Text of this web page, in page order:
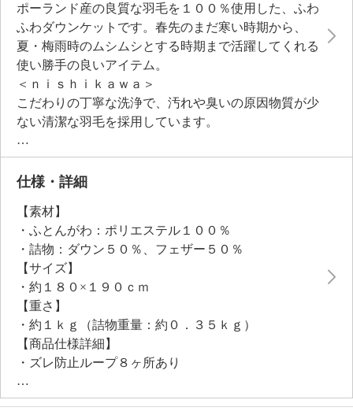
ポーランド産の良質な羽毛を１００％使用した、ふわ
ふわダウンケットです。春先のまだ寒い時期から、
夏・梅雨時のムシムシとする時期まで活躍してくれる
使い勝手の良いアイテム。
＜ｎｉｓｈｉｋａｗａ＞
こだわりの丁寧な洗浄で、汚れや臭いの原因物質が少
ない清潔な羽毛を採用しています。
側生地は軽量な生地に、ピーチスキン加工をほどこし
ているのでなめらかな使い心地で、羽毛のふかふか感
を楽しめます。また側生地は抗菌加工をほどこしてお
ト。
冬用の羽毛ふとんに比べ一回りスマートなサイズなの
でより涼しく、取り扱いもラクラク。ご家庭の洗濯機
でじゃぶじゃぶ洗えるので（ネット使用）、汗をかく
時期にも清潔に使えます。
仕様・詳細
【素材】
・ふとんがわ：ポリエステル１００％
・詰物：ダウン５０％、フェザー５０％
【サイズ】
・約１８０×１９０ｃｍ
【重さ】
・約１ｋｇ（詰物重量：約０．３５ｋｇ）
【商品仕様詳細】
・ズレ防止ループ８ヶ所あり
【メンテナンス（絵表示ラベル）】
・洗濯機：可